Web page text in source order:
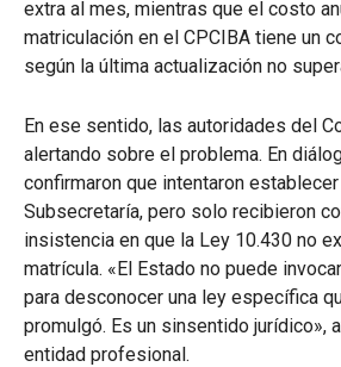
extra al mes, mientras que el costo
matriculación en el CPCIBA tiene un
según la última actualización no
En ese sentido, las autoridades del
alertando sobre el problema. En
confirmaron que intentaron
Subsecretaría, pero solo recibieron
insistencia en que la Ley 10.430 no
matrícula. «El Estado no puede
para desconocer una ley específica
promulgó. Es un sinsentido jurídico»,
entidad profesional.